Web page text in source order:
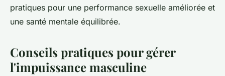
pratiques pour une performance sexuelle améliorée et
une santé mentale équilibrée.
Conseils pratiques pour gérer
l'impuissance masculine